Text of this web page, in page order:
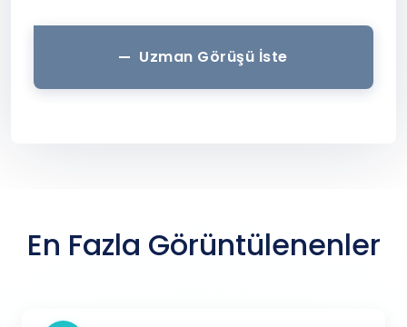
Uzman Görüşü İste
En Fazla Görüntülenenler